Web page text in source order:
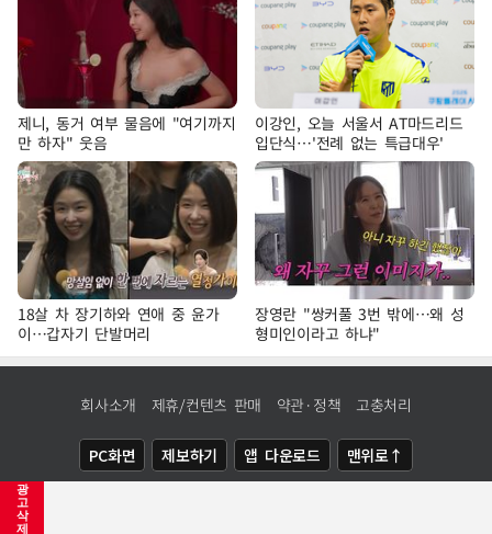
광
고
삭
제
제니, 동거 여부 물음에 "여기까지
만 하자" 웃음
이강인, 오늘 서울서 AT마드리드
입단식…'전례 없는 특급대우'
18살 차 장기하와 연애 중 윤가
이…갑자기 단발머리
장영란 "쌍커풀 3번 밖에…왜 성
형미인이라고 하냐"
회사소개 제휴/컨텐츠 판매 약관·정책 고충처리
PC화면 제보하기 앱 다운로드 맨위로↑